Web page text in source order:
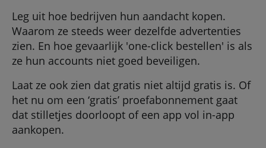
Leg uit hoe bedrijven hun aandacht kopen.
Waarom ze steeds weer dezelfde advertenties
zien. En hoe gevaarlijk 'one-click bestellen' is als
ze hun accounts niet goed beveiligen.
Laat ze ook zien dat gratis niet altijd gratis is. Of
het nu om een ‘gratis’ proefabonnement gaat
dat stilletjes doorloopt of een app vol in-app
aankopen.